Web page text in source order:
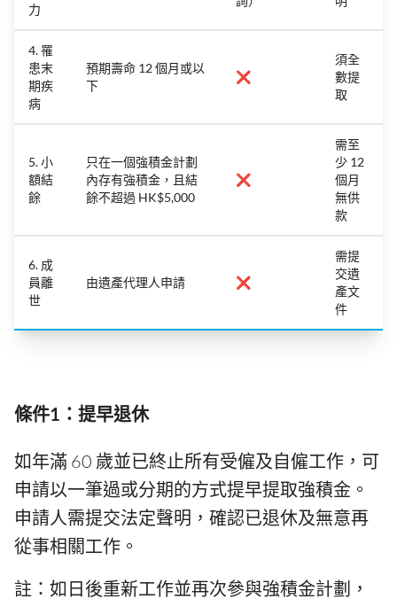
力
4. 罹
患末
期疾
病
預期壽命 12 個月或以
下
❌
須全
數提
取
5. 小
額結
餘
只在一個強積金計劃
內存有強積金，且結
餘不超過 HK$5,000
❌
需至
少 12
個月
無供
款
6. 成
員離
世
由遺產代理人申請 ❌
需提
交遺
產文
件
條件1：提早退休
如年滿 60 歲並已終止所有受僱及自僱工作，可
申請以一筆過或分期的方式提早提取強積金。
申請人需提交法定聲明，確認已退休及無意再
從事相關工作。
註：如日後重新工作並再次參與強積金計劃，